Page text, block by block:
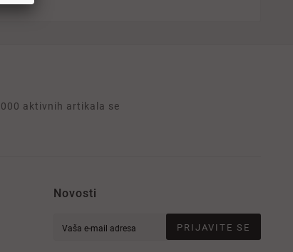
aktivnih artikala se
Novosti
PRIJAVITE SE